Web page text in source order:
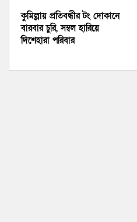
কুমিল্লায় প্রতিবন্ধীর টং দোকানে
বারবার চুরি, সম্বল হারিয়ে
দিশেহারা পরিবার